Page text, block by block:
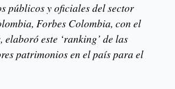
públicos y oficiales del sector
Forbes Colombia, con el
elaboró este ‘ranking’ de las
patrimonios en el país para el